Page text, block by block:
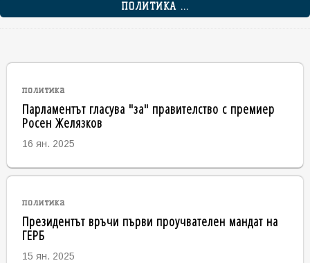
ПОЛИТИКА ...
политика
Парламентът гласува "за" правителство с премиер
Росен Желязков
16 ян. 2025
политика
Президентът връчи първи проучвателен мандат на
ГЕРБ
15 ян. 2025